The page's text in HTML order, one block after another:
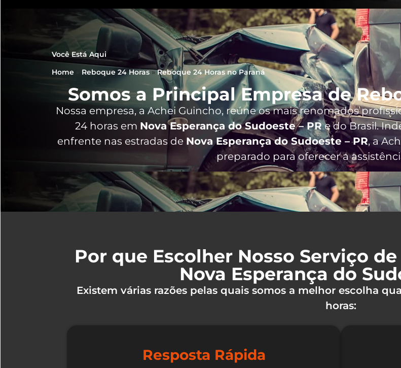
Você Está Aqui
Home
Reboque 24 Horas»Reboque 24 Horas no Paraná
Somos a Principal Empresa de
Nossa empresa, aAchei Guincho, reúne os mais renomados
24 horas em Nova Esperança do Sudoeste – PRe do Brasil.
enfrente nas estradas de Nova Esperança do Sudoeste – PR, a
preparado para oferecer a
Por que Escolher Nosso Serviço
Nova Esperança do
Existem várias razões pelas quais somos a melhor escolha
horas:
Resposta Rápida